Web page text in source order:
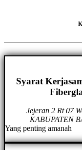
Syarat
Jejeran 2 Rt 07
KABUPATEN
Yang penting amanah